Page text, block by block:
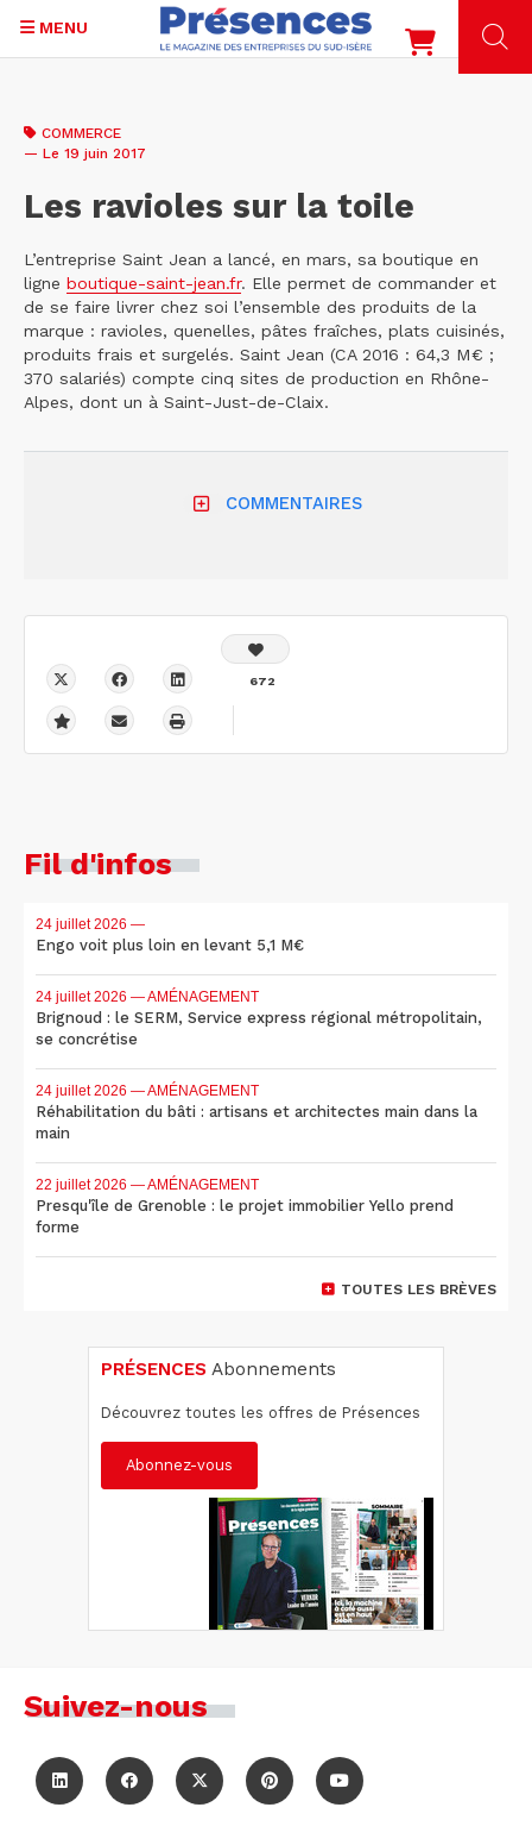
contenu
MENU
COMMERCE
— Le 19 juin 2017
Les ravioles sur la toile
L’entreprise Saint Jean a lancé, en mars, sa boutique en
ligne boutique-saint-jean.fr. Elle permet de commander et
de se faire livrer chez soi l’ensemble des produits de la
marque : ravioles, quenelles, pâtes fraîches, plats cuisinés,
produits frais et surgelés. Saint Jean (CA 2016 : 64,3 M€ ;
370 salariés) compte cinq sites de production en Rhône-
Alpes, dont un à Saint-Just-de-Claix.
COMMENTAIRES
672
Fil d'infos
24 juillet 2026 —
Engo voit plus loin en levant 5,1 M€
24 juillet 2026 — AMÉNAGEMENT
Brignoud : le SERM, Service express régional métropolitain,
se concrétise
24 juillet 2026 — AMÉNAGEMENT
Réhabilitation du bâti : artisans et architectes main dans la
main
22 juillet 2026 — AMÉNAGEMENT
Presqu'île de Grenoble : le projet immobilier Yello prend
forme
TOUTES LES BRÈVES
PRÉSENCES Abonnements
Découvrez toutes les offres de Présences
Abonnez-vous
Suivez-nous